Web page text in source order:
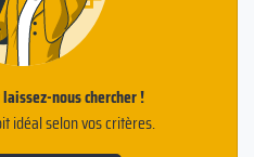
nous chercher !
idéal selon vos critères.